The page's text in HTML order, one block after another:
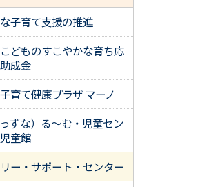
子育て支援の推進
どものすこやかな育ち応
成金
育て健康プラザ マーノ
ずな）る～む・児童セン
童館
ー・サポート・センター